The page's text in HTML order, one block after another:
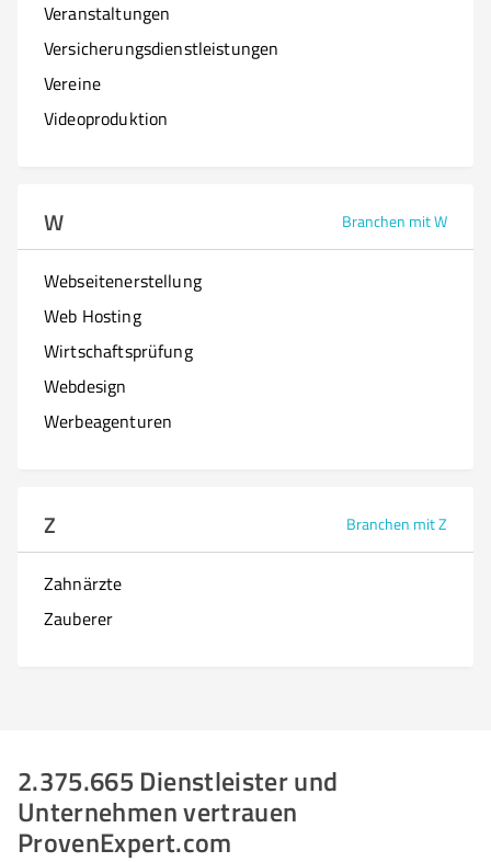
Veranstaltungen
Versicherungsdienstleistungen
Vereine
Videoproduktion
W Branchen mit W
Webseitenerstellung
Web Hosting
Wirtschaftsprüfung
Webdesign
Werbeagenturen
Z Branchen mit Z
Zahnärzte
Zauberer
2.375.665 Dienstleister und
Unternehmen vertrauen
ProvenExpert.com